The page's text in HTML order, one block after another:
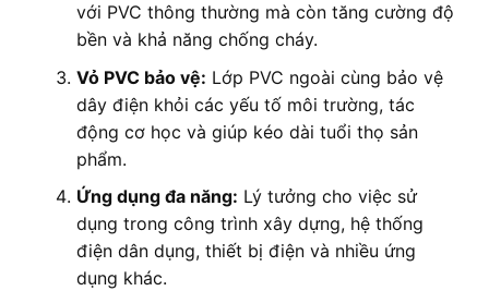
với PVC thông thường mà còn tăng cường độ
bền và khả năng chống cháy.
Vỏ PVC bảo vệ: Lớp PVC ngoài cùng bảo vệ
dây điện khỏi các yếu tố môi trường, tác
động cơ học và giúp kéo dài tuổi thọ sản
phẩm.
Ứng dụng đa năng: Lý tưởng cho việc sử
dụng trong công trình xây dựng, hệ thống
điện dân dụng, thiết bị điện và nhiều ứng
dụng khác.